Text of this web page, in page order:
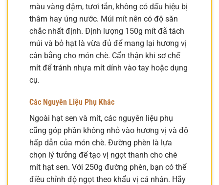
màu vàng đậm, tươi tắn, không có dấu hiệu bị
thâm hay úng nước. Múi mít nên có độ săn
chắc nhất định. Định lượng 150g mít đã tách
múi và bỏ hạt là vừa đủ để mang lại hương vị
cân bằng cho món chè. Cẩn thận khi sơ chế
mít để tránh nhựa mít dính vào tay hoặc dụng
cụ.
Các Nguyên Liệu Phụ Khác
Ngoài hạt sen và mít, các nguyên liệu phụ
cũng góp phần không nhỏ vào hương vị và độ
hấp dẫn của món chè. Đường phèn là lựa
chọn lý tưởng để tạo vị ngọt thanh cho chè
mít hạt sen. Với 250g đường phèn, bạn có thể
điều chỉnh độ ngọt theo khẩu vị cá nhân. Hãy